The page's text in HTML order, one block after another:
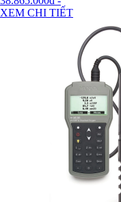
XEM CHI TIẾT